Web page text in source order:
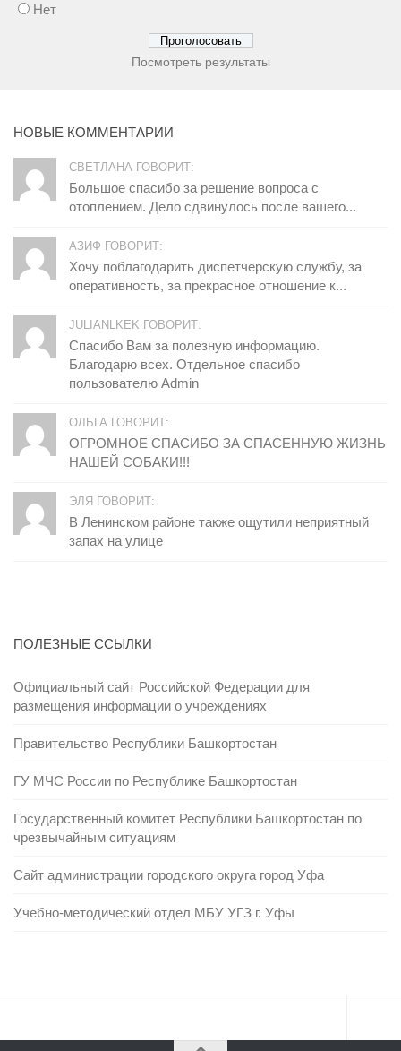
Нет
Посмотреть результаты
НОВЫЕ КОММЕНТАРИИ
СВЕТЛАНА ГОВОРИТ:
Большое спасибо за решение вопроса с
отоплением. Дело сдвинулось после вашего...
АЗИФ ГОВОРИТ:
Хочу поблагодарить диспетчерскую службу, за
оперативность, за прекрасное отношение к...
JULIANLKEK ГОВОРИТ:
Спасибо Вам за полезную информацию.
Благодарю всех. Отдельное спасибо
пользователю Admin
ОЛЬГА ГОВОРИТ:
ОГРОМНОЕ СПАСИБО ЗА СПАСЕННУЮ ЖИЗНЬ
НАШЕЙ СОБАКИ!!!
ЭЛЯ ГОВОРИТ:
В Ленинском районе также ощутили неприятный
запах на улице
ПОЛЕЗНЫЕ ССЫЛКИ
Официальный сайт Российской Федерации для
размещения информации о учреждениях
Правительство Республики Башкортостан
ГУ МЧС России по Республике Башкортостан
Государственный комитет Республики Башкортостан по
чрезвычайным ситуациям
Сайт администрации городского округа город Уфа
Учебно-методический отдел МБУ УГЗ г. Уфы